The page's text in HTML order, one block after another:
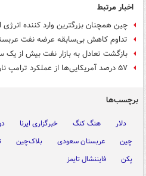
اخبار مرتبط
چین همچنان بزرگترین وارد کننده
تداوم کاهش بی‌سابقه عرضه نفت
بازگشت تعادل به بازار نفت بیش از یک
۵۷ درصد آمریکایی‌ها از عملکرد ترامپ ناراضی‌ هستند
برچسب‌ها
دلار هنگ کنگ خبرگزاری ایرنا
چین
عربستان سعودی بلاک‌چین
پکن
فایننشال تایمز